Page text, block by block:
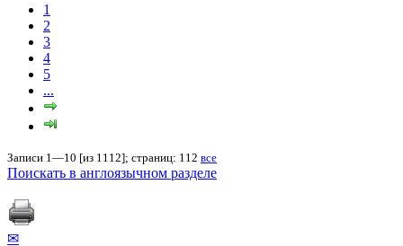
1
2
3
4
5
...
Записи 1—10 [из 1112]; страниц: 112 все
Поискать в англоязычном разделе
✉